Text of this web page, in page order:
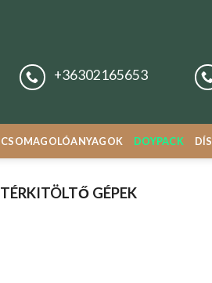
+36302165653
CSOMAGOLÓANYAGOK DOYPACK
TÉRKITÖLTŐ GÉPEK